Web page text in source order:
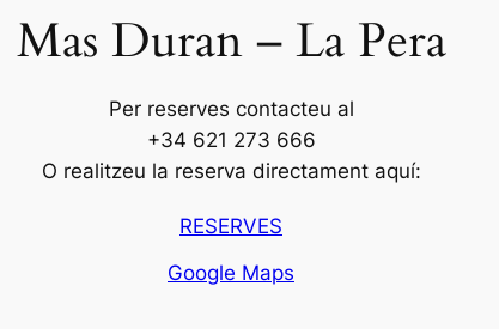
Mas Duran – La Pera
Per reserves contacteu al
+34 621 273 666
O realitzeu la reserva directament aquí:
RESERVES
Google Maps